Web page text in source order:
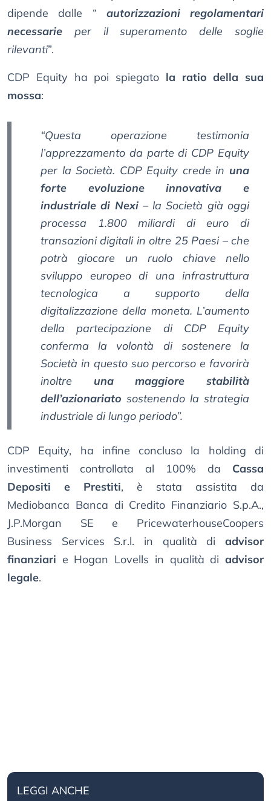
dipende dalle “
autorizzazioni regolamentari
necessarie per il superamento delle soglie
rilevanti”.
CDP Equity ha poi spiegato la ratio della sua
mossa:
“Questa operazione testimonia
l’apprezzamento da parte di CDP Equity
per la Società. CDP Equity crede in una
forte evoluzione innovativa e
industriale di Nexi– la Società già oggi
processa 1.800 miliardi di euro di
transazioni digitali in oltre 25 Paesi – che
potrà giocare un ruolo chiave nello
sviluppo europeo di una infrastruttura
tecnologica a supporto della
digitalizzazione della moneta. L’aumento
della partecipazione di CDP Equity
conferma la volontà di sostenere la
Società in questo suo percorso e favorirà
inoltre una maggiore stabilità
dell’azionariato sostenendo la strategia
industriale di lungo periodo”.
CDP Equity, ha infine concluso la holding di
investimenti controllata al 100% da Cassa
Depositi e Prestiti, è stata assistita da
Mediobanca Banca di Credito Finanziario S.p.A.,
J.P.Morgan SE e PricewaterhouseCoopers
Business Services S.r.l. in qualità di advisor
finanziari e Hogan Lovells in qualità di advisor
legale.
LEGGI ANCHE